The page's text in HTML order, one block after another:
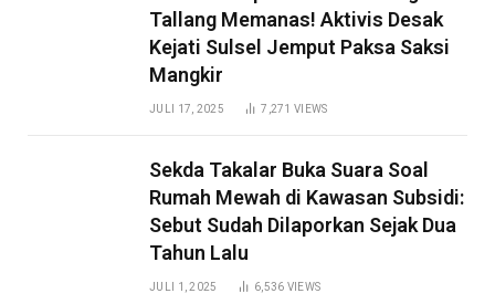
Tallang Memanas! Aktivis Desak
Kejati Sulsel Jemput Paksa Saksi
Mangkir
JULI 17, 2025 7,271VIEWS
Sekda Takalar Buka Suara Soal
Rumah Mewah di Kawasan Subsidi:
Sebut Sudah Dilaporkan Sejak Dua
Tahun Lalu
JULI 1, 2025 6,536 VIEWS